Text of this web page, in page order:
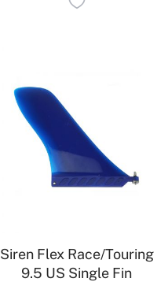
Siren Flex Race/Touring
9.5 US Single Fin